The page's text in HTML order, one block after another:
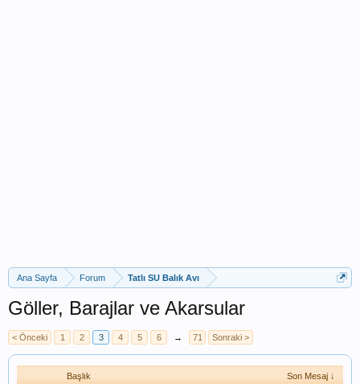
Ana Sayfa Forum Tatlı SU Balık Avı
Göller, Barajlar ve Akarsular
< Önceki 1 2 3 4 5 6 → 71 Sonraki >
Başlık Son Mesaj ↓